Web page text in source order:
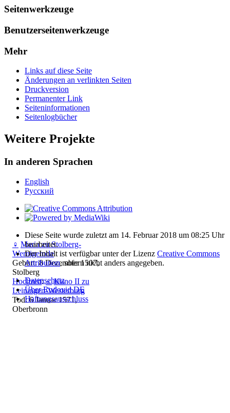
♀ Maria zu Stolberg-
Wernigerode
Geburt: 8 Dezember 1507,
Stolberg
Hochzeit:♂ Kuno II zu
Leiningen-Westerburg
Tod: 6 Januar 1571,
Oberbronn
Seitenwerkzeuge
Benutzerseitenwerkzeuge
Mehr
Links auf diese Seite
Änderungen an verlinkten Seiten
Druckversion
Permanenter Link
Seiten­­informationen
Seitenlogbücher
Weitere Projekte
In anderen Sprachen
English
Русский
Diese Seite wurde zuletzt am 14. Februar 2018 um 08:25 Uhr
bearbeitet.
Der Inhalt ist verfügbar unter der Lizenz Creative Commons
Attribution, sofern nicht anders angegeben.
Datenschutz
Über Rodovid DE
Haftungsausschluss